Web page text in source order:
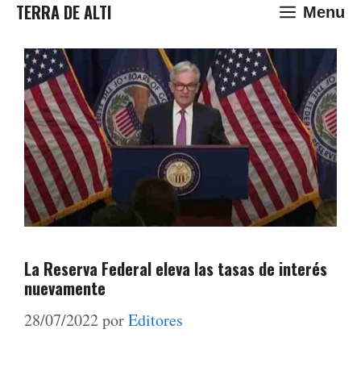
Saltar
contenido
TERRA DE ALTI Menu
La Reserva Federal eleva las tasas de interés
nuevamente
28/07/2022porEditores